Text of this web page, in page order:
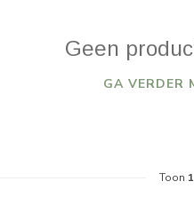
Geen
GA VERDER
Toon 1